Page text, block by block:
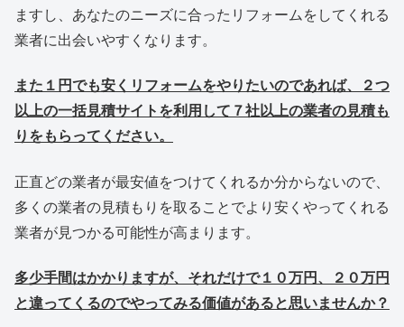
ますし、あなたのニーズに合ったリフォームをしてくれる
業者に出会いやすくなります。
また１円でも安くリフォームをやりたいのであれば、２つ
以上の一括見積サイトを利用して７社以上の業者の見積も
りをもらってください。
正直どの業者が最安値をつけてくれるか分からないので、
多くの業者の見積もりを取ることでより安くやってくれる
業者が見つかる可能性が高まります。
多少手間はかかりますが、それだけで１０万円、２０万円
と違ってくるのでやってみる価値があると思いませんか？